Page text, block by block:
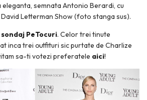
semnata Antonio Berardi, cu
Letterman Show (foto stanga sus).
PeTocuri. Celor trei tinute
inca trei outfituri sic purtate de Charlize
sa-ti votezi preferatele aici!